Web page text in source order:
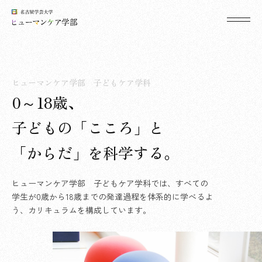
ヒューマンケア学部 子どもケア学科
0～18歳、
子どもの「こころ」と
「からだ」を科学する。
ヒューマンケア学部 子どもケア学科では、すべての
学生が0歳から18歳までの発達過程を体系的に学べるよ
う、カリキュラムを構成しています。